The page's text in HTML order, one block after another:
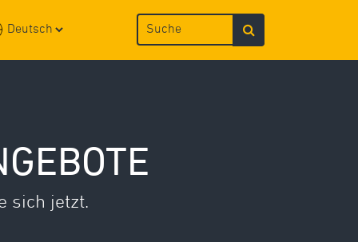
sich jetzt.